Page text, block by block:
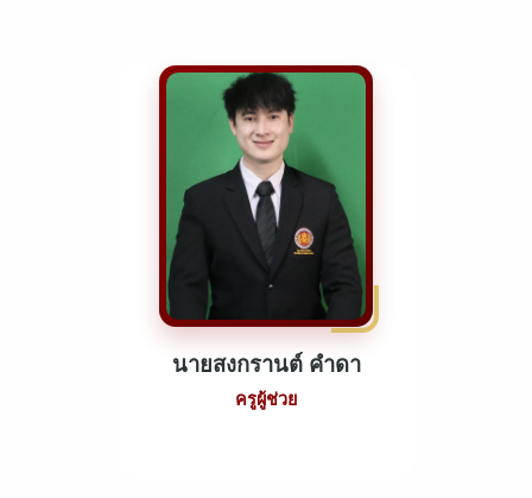
นายสงกรานต์ คำดา
ครูผู้ช่วย